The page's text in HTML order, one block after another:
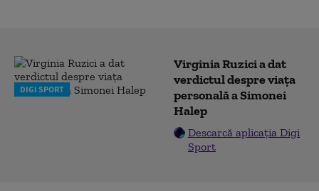
DIGI SPORT
Virginia Ruzici a dat
verdictul despre viața
personală a Simonei
Halep
Descarcă aplicația Digi
Sport